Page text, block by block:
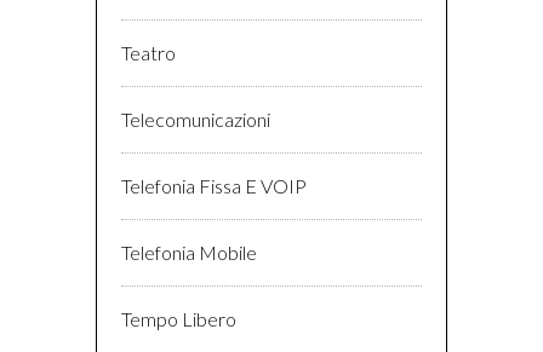
Teatro
Telecomunicazioni
Telefonia Fissa E VOIP
Telefonia Mobile
Tempo Libero